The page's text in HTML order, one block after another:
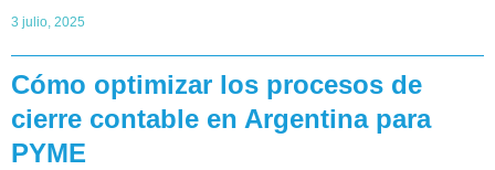
3 julio, 2025
Cómo optimizar los procesos de
cierre contable en Argentina para
PYME